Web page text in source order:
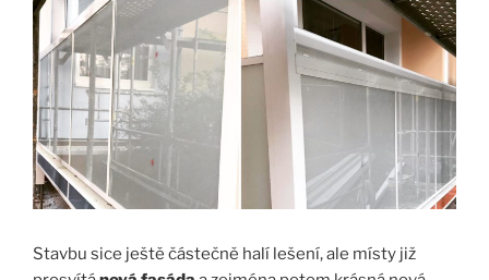
Stavbu sice ještě částečně halí lešení, ale místy již